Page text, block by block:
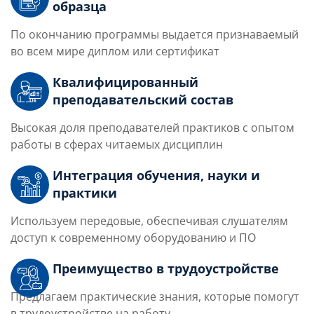
образца
По окончанию программы выдается признаваемый
во всем мире диплом или сертификат
Квалифицированный
преподавательский состав
Высокая доля преподавателей практиков с опытом
работы в сферах читаемых дисциплин
Интеграция обучения, науки и
практики
Используем передовые, обеспечивая слушателям
доступ к современному оборудованию и ПО
Преимущество в трудоустройстве
Предлагаем практические знания, которые помогут